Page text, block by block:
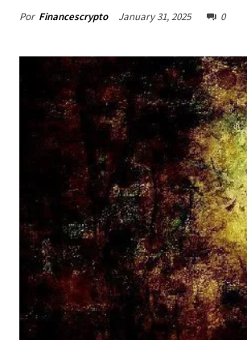
Por Financescrypto January 31, 2025 0